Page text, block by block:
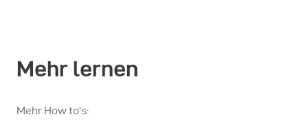
Mehr lernen
Mehr How to's: